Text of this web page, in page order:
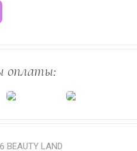
оплаты:
BEAUTY LAND